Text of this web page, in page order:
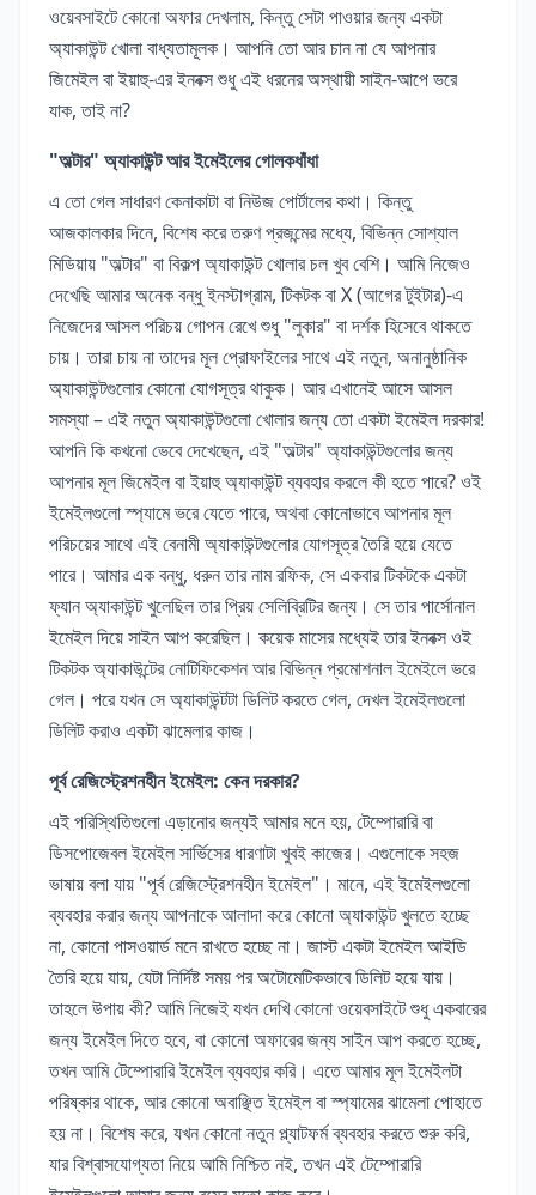
ওয়েবসাইটে কোনো অফার দেখলাম, কিন্তু সেটা পাওয়ার জন্য একটা
অ্যাকাউন্ট খোলা বাধ্যতামূলক। আপনি তো আর চান না যে আপনার
জিমেইল বা ইয়াহু-এর ইনবক্স শুধু এই ধরনের অস্থায়ী সাইন-আপে ভরে
যাক, তাই না?
"অল্টার" অ্যাকাউন্ট আর ইমেইলের গোলকধাঁধা
এ তো গেল সাধারণ কেনাকাটা বা নিউজ পোর্টালের কথা। কিন্তু
আজকালকার দিনে, বিশেষ করে তরুণ প্রজন্মের মধ্যে, বিভিন্ন সোশ্যাল
মিডিয়ায় "অল্টার" বা বিকল্প অ্যাকাউন্ট খোলার চল খুব বেশি। আমি নিজেও
দেখেছি আমার অনেক বন্ধু ইনস্টাগ্রাম, টিকটক বা X (আগের টুইটার)-এ
নিজেদের আসল পরিচয় গোপন রেখে শুধু "লুকার" বা দর্শক হিসেবে থাকতে
চায়। তারা চায় না তাদের মূল প্রোফাইলের সাথে এই নতুন, অনানুষ্ঠানিক
অ্যাকাউন্টগুলোর কোনো যোগসূত্র থাকুক। আর এখানেই আসে আসল
সমস্যা – এই নতুন অ্যাকাউন্টগুলো খোলার জন্য তো একটা ইমেইল দরকার!
আপনি কি কখনো ভেবে দেখেছেন, এই "অল্টার" অ্যাকাউন্টগুলোর জন্য
আপনার মূল জিমেইল বা ইয়াহু অ্যাকাউন্ট ব্যবহার করলে কী হতে পারে? ওই
ইমেইলগুলো স্প্যামে ভরে যেতে পারে, অথবা কোনোভাবে আপনার মূল
পরিচয়ের সাথে এই বেনামী অ্যাকাউন্টগুলোর যোগসূত্র তৈরি হয়ে যেতে
পারে। আমার এক বন্ধু, ধরুন তার নাম রফিক, সে একবার টিকটকে একটা
ফ্যান অ্যাকাউন্ট খুলেছিল তার প্রিয় সেলিব্রিটির জন্য। সে তার পার্সোনাল
ইমেইল দিয়ে সাইন আপ করেছিল। কয়েক মাসের মধ্যেই তার ইনবক্স ওই
টিকটক অ্যাকাউন্টের নোটিফিকেশন আর বিভিন্ন প্রমোশনাল ইমেইলে ভরে
গেল। পরে যখন সে অ্যাকাউন্টটা ডিলিট করতে গেল, দেখল ইমেইলগুলো
ডিলিট করাও একটা ঝামেলার কাজ।
পূর্ব রেজিস্ট্রেশনহীন ইমেইল: কেন দরকার?
এই পরিস্থিতিগুলো এড়ানোর জন্যই আমার মনে হয়, টেম্পোরারি বা
ডিসপোজেবল ইমেইল সার্ভিসের ধারণাটা খুবই কাজের। এগুলোকে সহজ
ভাষায় বলা যায় "পূর্ব রেজিস্ট্রেশনহীন ইমেইল"। মানে, এই ইমেইলগুলো
ব্যবহার করার জন্য আপনাকে আলাদা করে কোনো অ্যাকাউন্ট খুলতে হচ্ছে
না, কোনো পাসওয়ার্ড মনে রাখতে হচ্ছে না। জাস্ট একটা ইমেইল আইডি
তৈরি হয়ে যায়, যেটা নির্দিষ্ট সময় পর অটোমেটিকভাবে ডিলিট হয়ে যায়।
তাহলে উপায় কী? আমি নিজেই যখন দেখি কোনো ওয়েবসাইটে শুধু একবারের
জন্য ইমেইল দিতে হবে, বা কোনো অফারের জন্য সাইন আপ করতে হচ্ছে,
তখন আমি টেম্পোরারি ইমেইল ব্যবহার করি। এতে আমার মূল ইমেইলটা
পরিষ্কার থাকে, আর কোনো অবাঞ্ছিত ইমেইল বা স্প্যামের ঝামেলা পোহাতে
হয় না। বিশেষ করে, যখন কোনো নতুন প্ল্যাটফর্ম ব্যবহার করতে শুরু করি,
যার বিশ্বাসযোগ্যতা নিয়ে আমি নিশ্চিত নই, তখন এই টেম্পোরারি